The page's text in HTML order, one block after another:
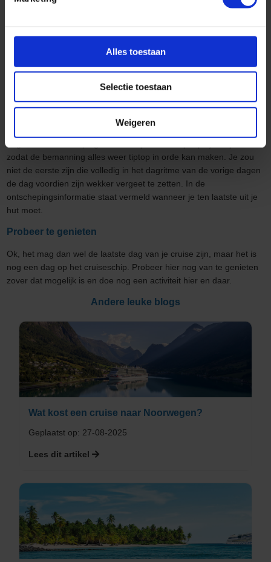
Alles toestaan
Selectie toestaan
Weigeren
dagen per week tegen een vaak laag loon… en ze doen dat altijd
Je vlucht inchecken
voor dat je zeker online hebt ingecheckt.Dit vermijdt lange
wachttijden op de luchthaven.
Zet je wekker
Na een week van ontspannen en elke dag uitslapen, kan het de
zodat de bemanning alles weer tiptop in orde kan maken. Je zou
niet de eerste zijn die volledig in het dagritme van de vorige dagen
de dag voordien zijn wekker vergeet te zetten. In de
ontschepingsinformatie staat vermeld wanneer je ten laatste uit je
hut moet.
Probeer te genieten
Ok, het mag dan wel de laatste dag van je cruise zijn, maar het is
nog een dag op het cruiseschip. Probeer hier nog van te genieten
zover dat mogelijk is en doe nog een activiteit hier en daar.
Andere leuke blogs
Wat kost een cruise naar Noorwegen?
Geplaatst op: 27-08-2025
Lees dit artikel